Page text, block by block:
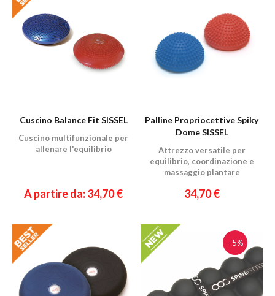
Cuscino Balance Fit SISSEL
Cuscino multifunzionale per
allenare l'equilibrio
A partire da: 34,70 €
Palline Propriocettive Spiky
Dome SISSEL
Attrezzo versatile per
equilibrio, coordinazione e
massaggio plantare
34,70 €
−5%